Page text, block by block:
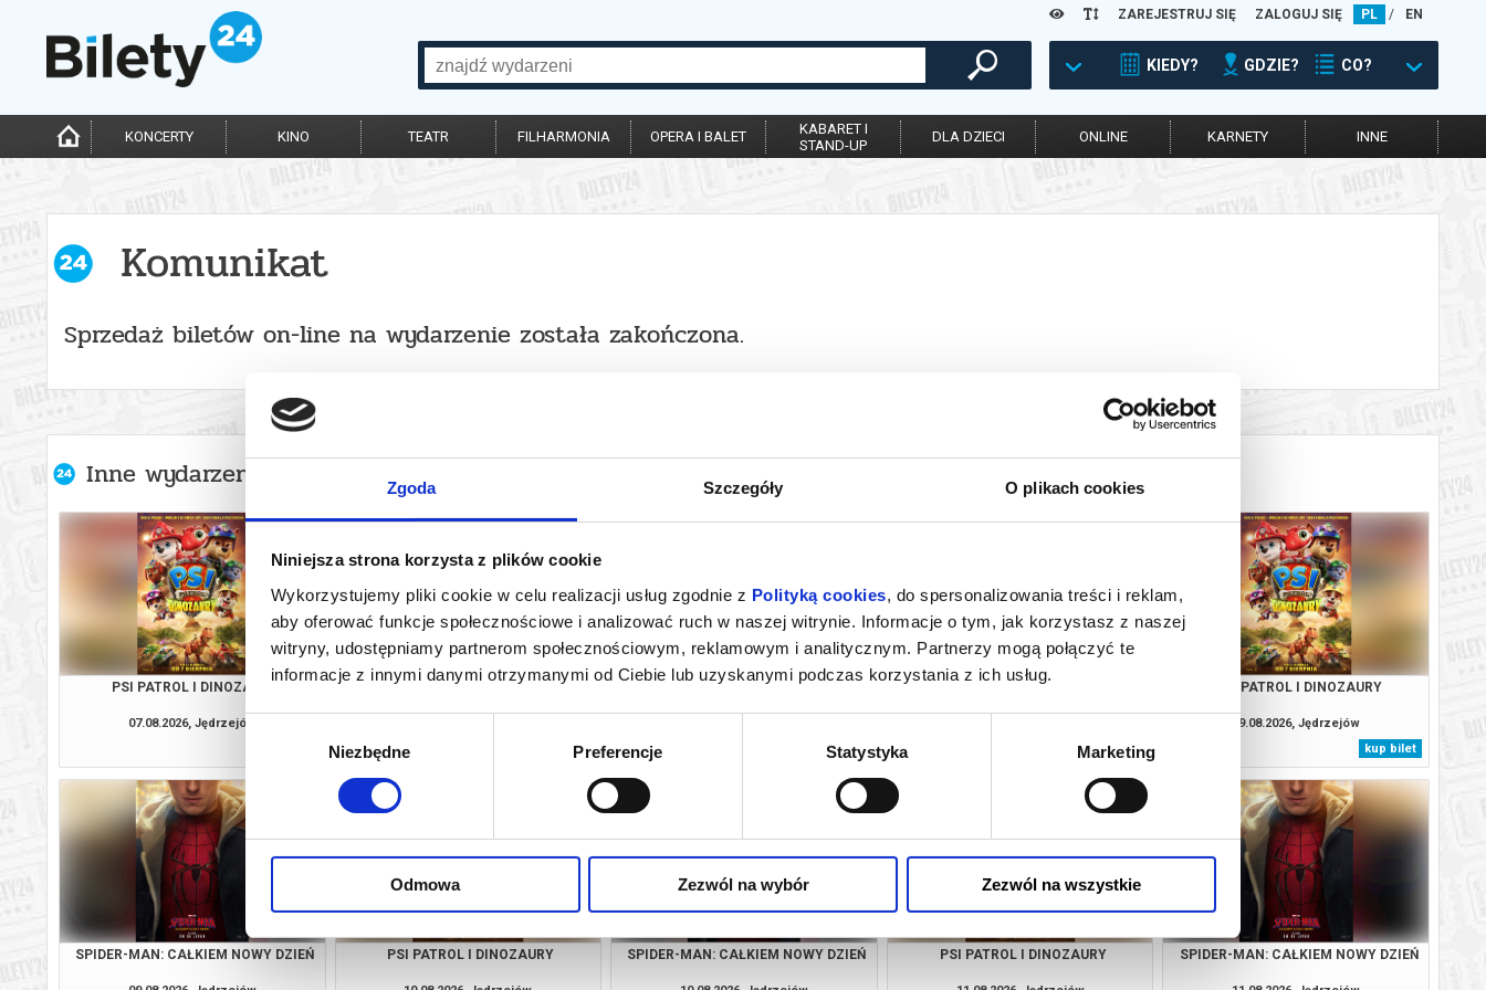
Zgoda Szczegóły O plikach cookies
Niniejsza strona korzysta z plików cookie
Wykorzystujemy pliki cookie w celu realizacji usług zgodnie z Polityką cookies, do spersonalizowania treści i reklam,
aby oferować funkcje społecznościowe i analizować ruch w naszej witrynie. Informacje o tym, jak korzystasz z naszej
witryny, udostępniamy partnerom społecznościowym, reklamowym i analitycznym. Partnerzy mogą połączyć te
informacje z innymi danymi otrzymanymi od Ciebie lub uzyskanymi podczas korzystania z ich usług.
Wybór
Niezbędne Preferencje Statystyka Marketing
Odmowa Zezwól na wybór Zezwól na wszystkie
ZAREJESTRUJ SIĘ ZALOGUJ SIĘ PL / EN
KIEDY? GDZIE? CO?
KONCERTY KINO TEATR FILHARMONIA OPERA I BALET
KABARET I
STAND-UP
DLA DZIECI ONLINE KARNETY INNE
Komunikat
Sprzedaż biletów on-line na wydarzenie została zakończona.
Inne wydarzenia organizatora
PSI PATROL I DINOZAURY
07.08.2026, Jędrzejów
SPIDER-MAN: CAŁKIEM NOWY DZIEŃ
kup bilet
PSI PATROL I DINOZAURY
kup bilet
SPIDER-MAN: CAŁKIEM NOWY DZIEŃ
kup bilet
PSI PATROL I DINOZAURY
09.08.2026, Jędrzejów
kup bilet
SPIDER-MAN: CAŁKIEM NOWY DZIEŃ PSI PATROL I DINOZAURY SPIDER-MAN: CAŁKIEM NOWY DZIEŃ PSI PATROL I DINOZAURY SPIDER-MAN: CAŁKIEM NOWY DZIEŃ